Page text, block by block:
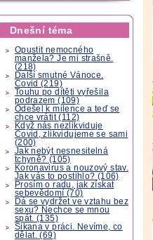
Dnešní téma
Opustit nemocného
manžela? Je mi strašně.
(218)
Další smutné Vánoce.
Covid (219)
Touhu po dítěti vyřešila
podrazem (109)
Odešel k milence a teď se
chce vrátit (112)
Když nás nezlikviduje
Covid, zlikvidujeme se sami
(200)
Jak nebýt nesnesitelná
tchyně? (105)
Koronavirus a nouzový stav.
Jak vás to postihlo? (106)
Prosím o radu, jak získat
sebevědomí (70)
Dá se vydržet ve vztahu bez
sexu? Nechce se mnou
spát. (135)
Šikana v práci. Nevíme, co
dělat. (69)